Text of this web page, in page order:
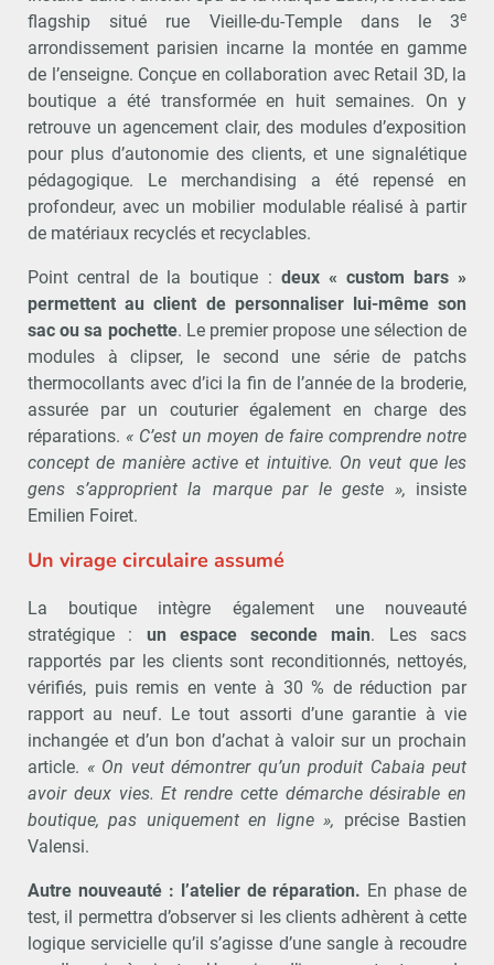
flagship situé rue Vieille-du-Temple dans le 3e
arrondissement parisien incarne la montée en gamme
de l’enseigne. Conçue en collaboration avec Retail 3D, la
boutique a été transformée en huit semaines. On y
retrouve un agencement clair, des modules d’exposition
pour plus d’autonomie des clients, et une signalétique
pédagogique. Le merchandising a été repensé en
profondeur, avec un mobilier modulable réalisé à partir
de matériaux recyclés et recyclables.
Point central de la boutique : deux « custom bars »
permettent au client de personnaliser lui-même son
sac ou sa pochette. Le premier propose une sélection de
modules à clipser, le second une série de patchs
thermocollants avec d’ici la fin de l’année de la broderie,
assurée par un couturier également en charge des
réparations. « C’est un moyen de faire comprendre notre
concept de manière active et intuitive. On veut que les
gens s’approprient la marque par le geste », insiste
Emilien Foiret.
Un virage circulaire assumé
La boutique intègre également une nouveauté
stratégique : un espace seconde main. Les sacs
rapportés par les clients sont reconditionnés, nettoyés,
vérifiés, puis remis en vente à 30 % de réduction par
rapport au neuf. Le tout assorti d’une garantie à vie
inchangée et d’un bon d’achat à valoir sur un prochain
article. « On veut démontrer qu’un produit Cabaia peut
avoir deux vies. Et rendre cette démarche désirable en
boutique, pas uniquement en ligne », précise Bastien
Valensi.
Autre nouveauté : l’atelier de réparation. En phase de
test, il permettra d’observer si les clients adhèrent à cette
logique servicielle qu’il s’agisse d’une sangle à recoudre